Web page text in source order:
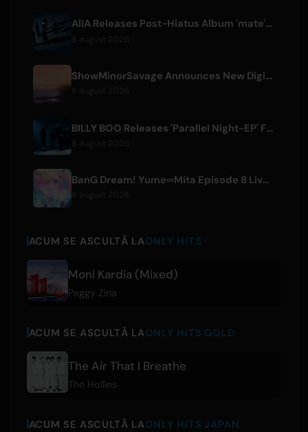
AliA Releases Post-Hiatus Album 'mate', Announces Tokyo Live
ShowMinorSavage Announces New Digital Single 'Gradation'
BILLY BOO Releases 'Parallel Night-EP' Featuring TV Drama Theme Song
BanG Dream! Yume∞Mita Episode 8 Live Clip Released
ACUM SE ASCULTĂ LAONLY HITS
Moni Kardia (Mixed)
Peggy Zina
ACUM SE ASCULTĂ LAONLY HITS GOLD
The Air That I Breathe
The Hollies
ACUM SE ASCULTĂ LAONLY HITS JAPAN